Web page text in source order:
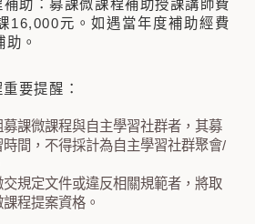
助：募課微課程補助授課講師費
16,000元。如遇當年度補助經費
。
要提醒：
課微課程與自主學習社群者，其募
間，不得採計為自主學習社群聚會/
規定文件或違反相關規範者，將取
程提案資格。